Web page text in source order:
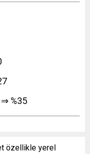
⇒ %35
özellikle yerel